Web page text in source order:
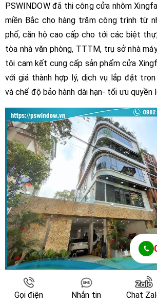
PSWINDOW đã thi công cửa nhôm
miền Bắc cho hàng trăm công trình từ
phố, căn hộ cao cấp cho tới các biệt
tòa nhà văn phòng, TTTM, trụ sở nhà
tôi cam kết cung cấp sản phẩm cửa
với giá thành hợp lý, dịch vụ lắp đặt
và chế độ bảo hành dài hạn- tối ưu quyền
Pswindow lắp đặt cửa Xingfa xám đá
tại Trần Quang Diệu
Gọi điện Nhắn tin Chat